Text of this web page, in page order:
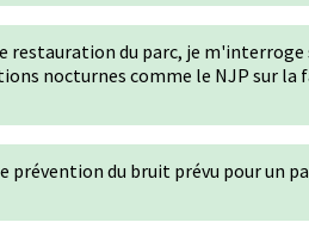
restauration du parc, je m'interroge
nocturnes comme le NJP sur la
prévention du bruit prévu pour un